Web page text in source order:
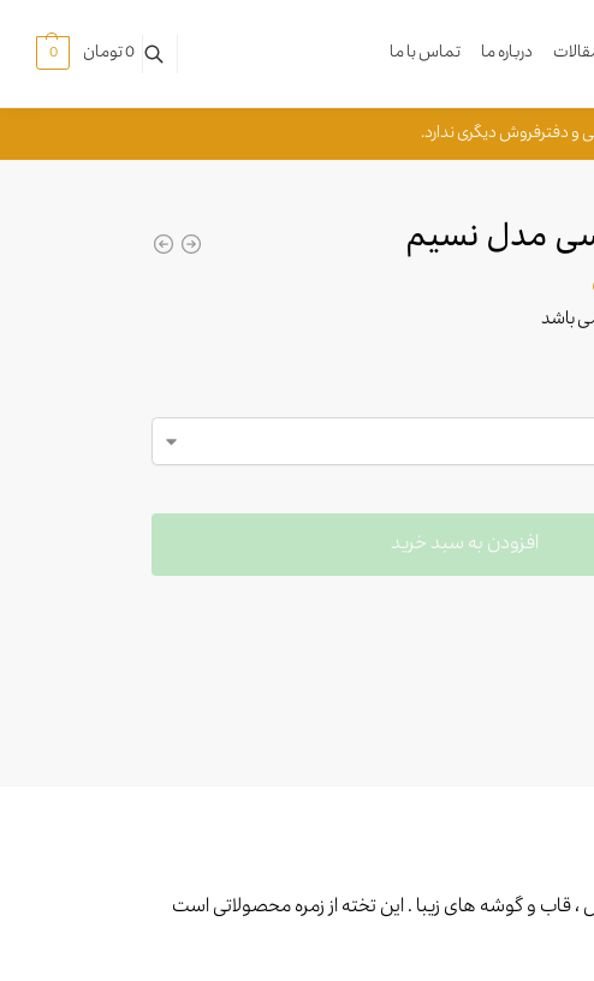
درباره ما تماس با ما 0تومان 0
مدل نسیم
باشد
افزودن به سبد خرید
و گوشه های زیبا . این تخته از زمره محصولاتی است